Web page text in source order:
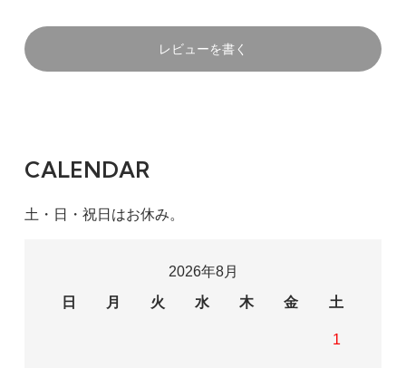
レビューを書く
CALENDAR
土・日・祝日はお休み。
2026年8月
日
月 火 水 木 金 土
1